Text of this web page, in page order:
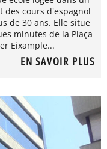
des cours d'espagnol
de 30 ans. Elle situe
minutes de la Plaça
Eixample...
EN SAVOIR PLUS